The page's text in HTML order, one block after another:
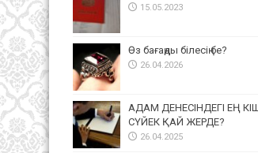
15.05.2023
Өз бағаңды білесің бе?
26.04.2026
АДАМ ДЕНЕСІНДЕГІ ЕҢ
СҮЙЕК ҚАЙ ЖЕРДЕ?
26.04.2025